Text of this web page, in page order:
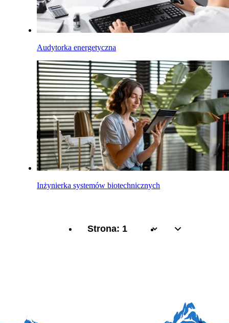
Audytorka energetyczna
Inżynierka systemów biotechnicznych